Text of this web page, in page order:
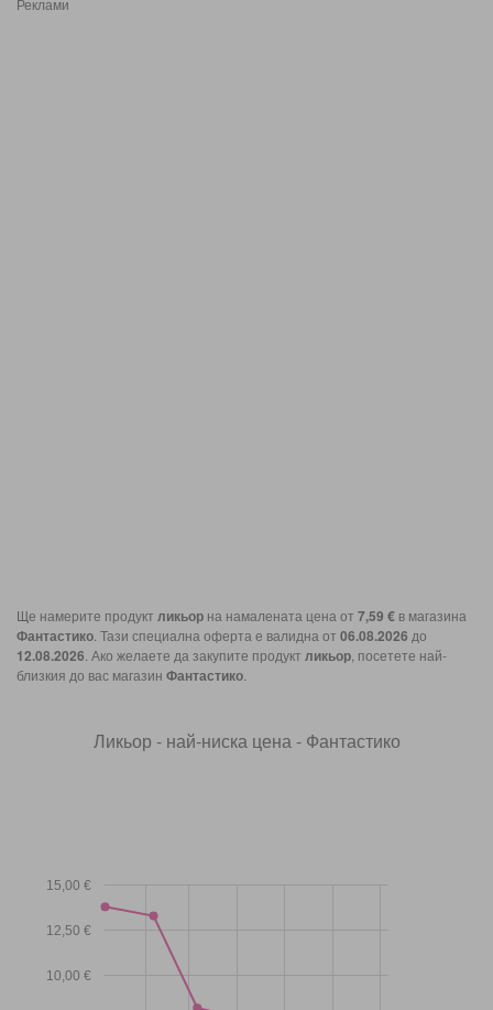
Реклами
Ще намерите продукт ликьор на намалената цена от 7,59 € в магазина
Фантастико . Тази специална оферта е валидна от 06.08.2026 до
12.08.2026 . Ако желаете да закупите продукт ликьор , посетете най-
близкия до вас магазин Фантастико
Ликьор - най-ниска цена - Фантастико
10,00 €
12,50 €
15,00 €